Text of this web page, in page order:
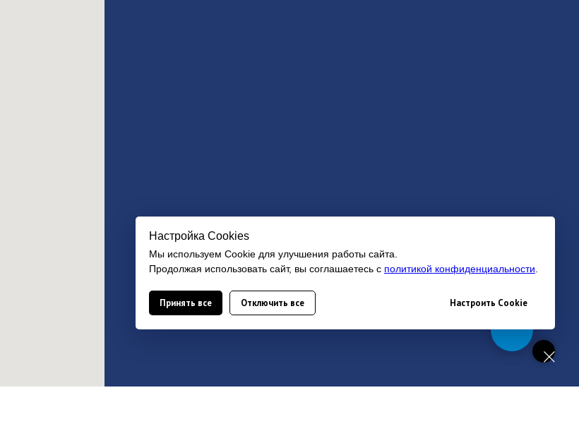
Настройка Сookies
Мы используем Cookie для улучшения работы сайта.
Продолжая использовать сайт, вы соглашаетесь с политикой конфиденциальности.
Принять все Отключить все Настроить Cookie